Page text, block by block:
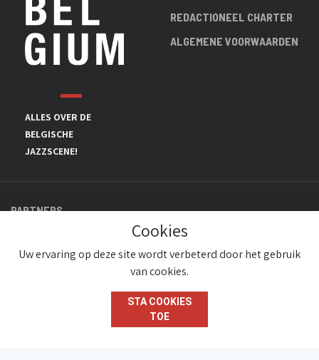
ALLES OVER DE
BELGISCHE
JAZZSCENE!
REDACTIONEEL CHARTER
ALGEMENE VOORWAARDEN
PARTNERS
© JazzInBelgium 2026 ( Version 1.1.2)
Cookies
Uw ervaring op deze site wordt verbeterd door het gebruik
van cookies.
STA COOKIES
TOE